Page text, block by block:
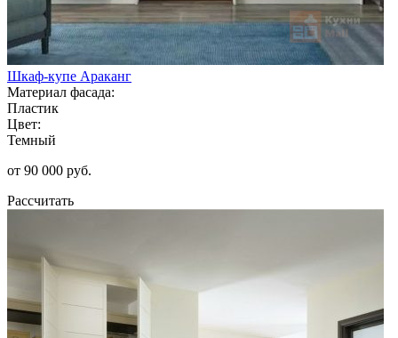
Шкаф-купе Араканг
Материал фасада:
Пластик
Цвет:
Темный
от 90 000 руб.
Рассчитать